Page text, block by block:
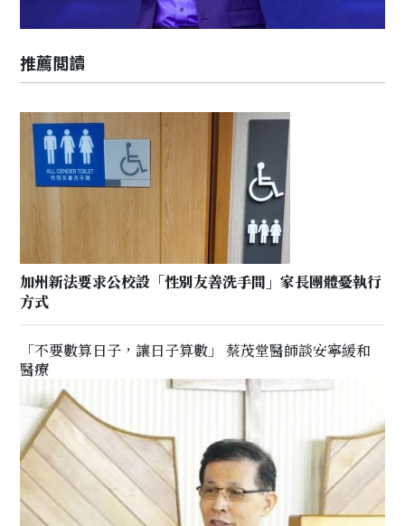
推薦閲讀
加州新法要求公校設「性別友善洗手間」家長團體憂執行
方式
「不要數算日子，讓日子算數」 蔡茂堂醫師談安寧緩和
醫療